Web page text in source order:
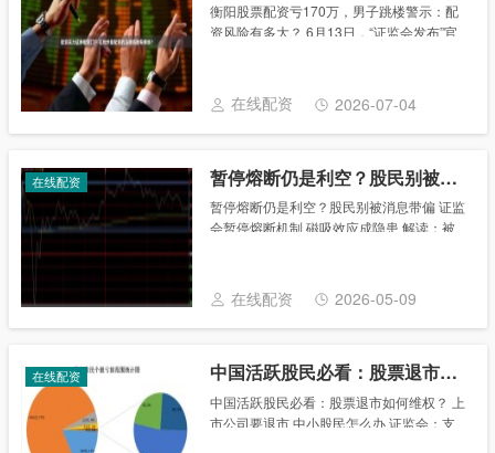
衡阳股票配资亏170万，男子跳楼警示：配
资风险有多大？ 6月13日，“证监会发布”官
发生了 据报道，坠亡的男子姓侯，32......
在线配资 2026-07-04
在线配资 暂停熔断仍是利空？股民别被消息带偏
暂停熔断仍是利空？股民别被消息带偏 证监
会暂停熔断机制 磁吸效应成隐患 解读：被
短时间内能完成的事情，这个责任谁又能负
得起呢......
在线配资 2026-05-09
在线配资 中国活跃股民必看：股票退市如何维权？
中国活跃股民必看：股票退市如何维权？ 上
市公司要退市 中小股民怎么办 证监会：支